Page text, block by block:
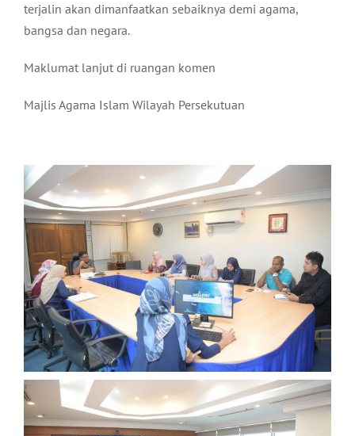
terjalin akan dimanfaatkan sebaiknya demi agama,
bangsa dan negara.
Maklumat lanjut di ruangan komen
Majlis Agama Islam Wilayah Persekutuan